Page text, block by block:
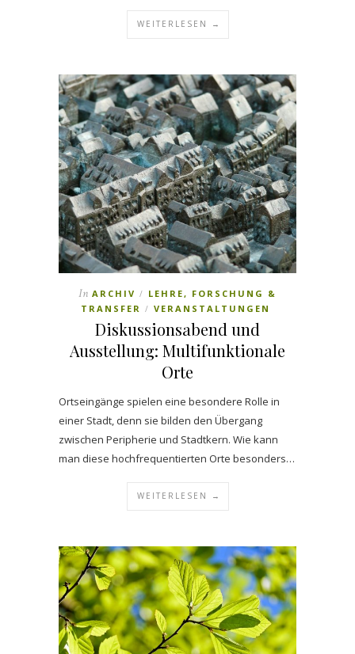
WEITERLESEN →
In ARCHIV / LEHRE, FORSCHUNG &
TRANSFER / VERANSTALTUNGEN
Diskussionsabend und
Ausstellung: Multifunktionale
Orte
Ortseingänge spielen eine besondere Rolle in
einer Stadt, denn sie bilden den Übergang
zwischen Peripherie und Stadtkern. Wie kann
man diese hochfrequentierten Orte besonders…
WEITERLESEN →